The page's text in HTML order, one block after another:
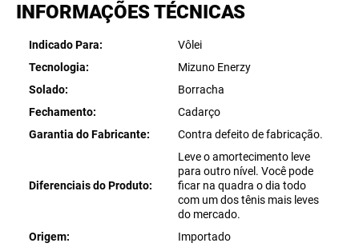
INFORMAÇÕES TÉCNICAS
Indicado Para
Vôlei
Tecnologia
Mizuno Enerzy
Solado
Borracha
Fechamento
Cadarço
Garantia do Fabricante
Contra defeito de fabricação.
Diferenciais do Produto
Leve o amortecimento leve
para outro nível. Você pode
ficar na quadra o dia todo
com um dos tênis mais leves
do mercado.
Origem
Importado